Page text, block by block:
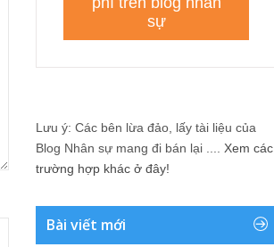
Lưu ý: Các bên lừa đảo, lấy tài liệu của
Blog Nhân sự mang đi bán lại .... Xem các
trường hợp khác ở đây!
Bài viết mới